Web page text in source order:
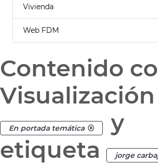
Vivienda
Web FDM
Contenido
Visualización
En portada temática
y
etiqueta
jorge